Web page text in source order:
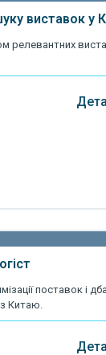
виставок у
релевантних
поставок і
Китаю.